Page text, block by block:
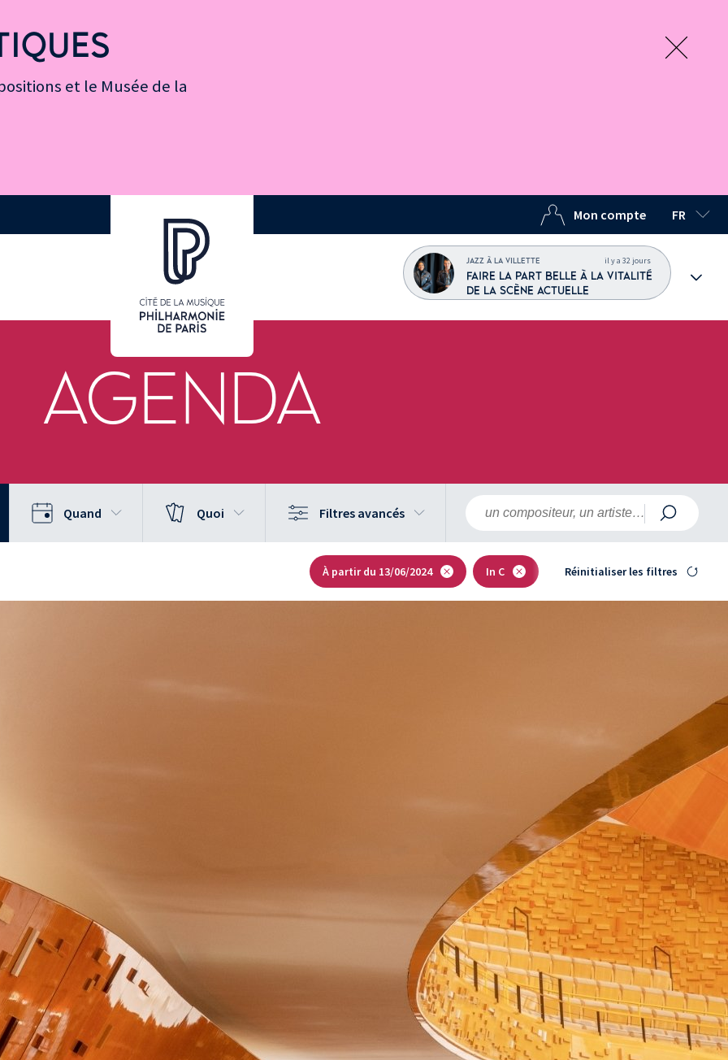
et le Musée de la
Mon compte FR
LANGUE
JAZZ À LA VILLETTE il y a 32 jours
FAIRE LA PART BELLE À LA VITALITÉ
DE LA SCÈNE ACTUELLE
AGENDA
Quand Quoi Filtres avancés
À partir du 13/06/2024 In C Réinitialiser les filtres